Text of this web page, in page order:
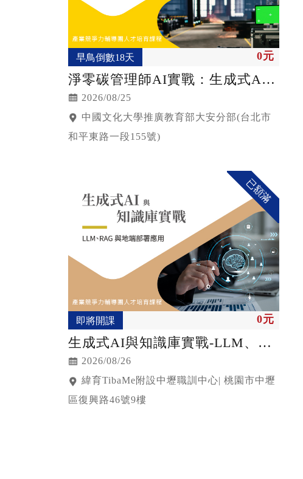
早鳥倒數18天 0元
淨零碳管理師AI實戰：生成式AI
快速建構ESG報告
2026/08/25
中國文化大學推廣教育部大安分部(台北市
和平東路一段155號)
已額滿
即將開課 0元
生成式AI與知識庫實戰-LLM、
RAG 與地端部署應用
2026/08/26
緯育TibaMe附設中壢職訓中心| 桃園市中壢
區復興路46號9樓